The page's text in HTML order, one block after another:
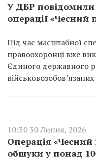
У ДБР повідомили
операції «Чесний
Під час масштабної
правоохоронці вже
Єдиного державного
10:30 30 Липня, 2026
Операція
обшуки у понад